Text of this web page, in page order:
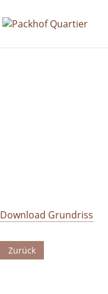
Download Grundriss
Zurück